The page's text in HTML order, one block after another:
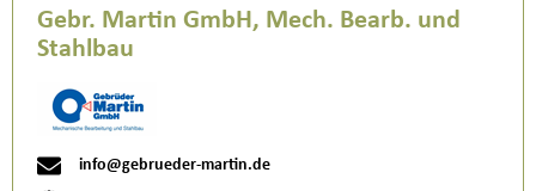
Gebr. Martin GmbH, Mech. Bearb. und
Stahlbau
info@gebrueder-martin.de